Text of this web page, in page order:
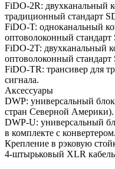
FiDO-2R: двухканальный
традиционный стандарт
FiDO-T: одноканальный
оптоволоконный
FiDO-2T: двухканальный
оптоволоконный стандарт
FiDO-TR: трансивер для
сигнала.
Аксессуары
DWP: универсальный
стран Северной Америки).
DWP-U: универсальный
в комплекте с конвертером.
Крепление в рэковую
4-штырьковый XLR